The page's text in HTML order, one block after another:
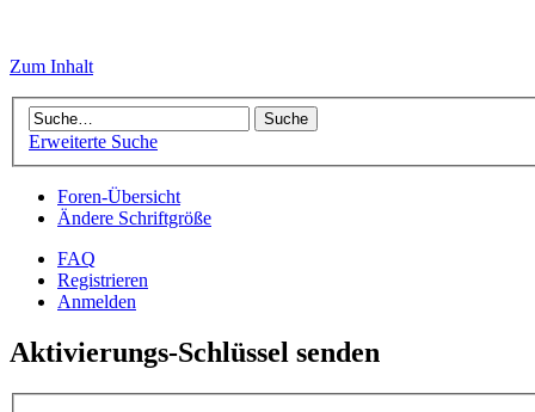
Zum Inhalt
Erweiterte Suche
Foren-Übersicht
Ändere Schriftgröße
FAQ
Registrieren
Anmelden
Aktivierungs-Schlüssel senden